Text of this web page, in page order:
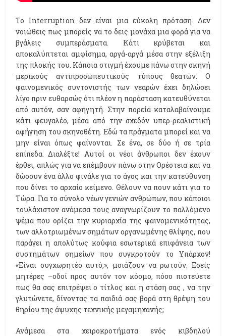
Το Interruption δεν είναι μια εύκολη πρόταση. Δεν
νοιώθεις πως μπορείς να το δεις μονάχα μια φορά για να
βγάλεις συμπεράσματα. Κάτι κρύβεται και
αποκαλύπτεται αμφίσημα, αργά-αργά μέσα στην εξέλιξη
της πλοκής του. Κάποια στιγμή έχουμε πάνω στην σκηνή
μερικούς αντιπροσωπευτικούς τύπους θεατών. Ο
φαινομενικός συντονιστής των νεαρών έχει δηλώσει
λίγο πριν ευθαρσώς ότι πλέον η παράσταση κατευθύνεται
από αυτόν, σαν αφηγητή. Στην πορεία καταλαβαίνουμε
κάτι φευγαλέο, μέσα από την σχεδόν υπερ-ρεαλιστική
αφήγηση του σκηνοθέτη. Εδώ τα πράγματα μπορεί και να
μην είναι όπως φαίνονται. Σε ένα, σε δύο ή σε τρία
επίπεδα. Διαλέξτε! Αυτοί οι νέοι άνθρωποι δεν έχουν
έρθει, απλώς για να επέμβουν πάνω στην Ορέστεια και να
δώσουν ένα άλλο φινάλε για το άγος και την κατεύθυνση
που δίνει το αρχαίο κείμενο. Θέλουν να πουν κάτι για το
Τώρα. Για το σύνολο νέων γενιών ανθρώπων, που κάποιοι
τουλάχιστον ανάμεσα τους αναγνωρίζουν το παλλόμενο
ψέμα που ορίζει την κυριαρχία της φαινομενικότητας,
των αλλοτριωμένων σημάτων οργανωμένης θλίψης, που
παράγει η απολύτως κούφια εσωτερικά επιφάνεια των
συστημάτων σημείων που συγκροτούν το Υπάρχον!
«Είναι συγχωρητέο αυτό;», μοιάζουν να ρωτούν. Εσείς
μητέρες –οδοί προς αυτόν τον κόσμο, πόσο πιστεύετε
πως θα σας επιτρέψει ο τίτλος και η στάση σας , να την
γλυτώνετε, δίνοντας τα παιδιά σας βορά στη θρέψη του
θηρίου της άψυχης τεχνικής μεγαμηχανής;
Ανάμεσα στα χειροκροτήματα ενός κιβδηλού